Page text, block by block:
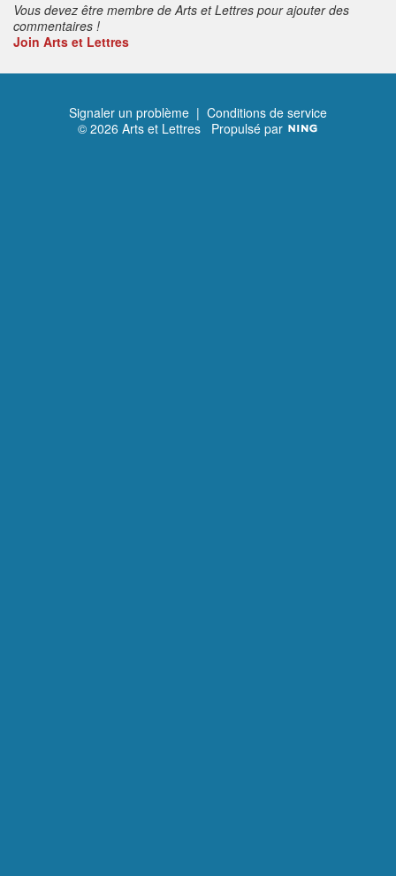
Vous devez être membre de Arts et Lettres pour ajouter des
commentaires !
Join Arts et Lettres
Signaler un problème | Conditions de service
© 2026 Arts et Lettres Propulsé par